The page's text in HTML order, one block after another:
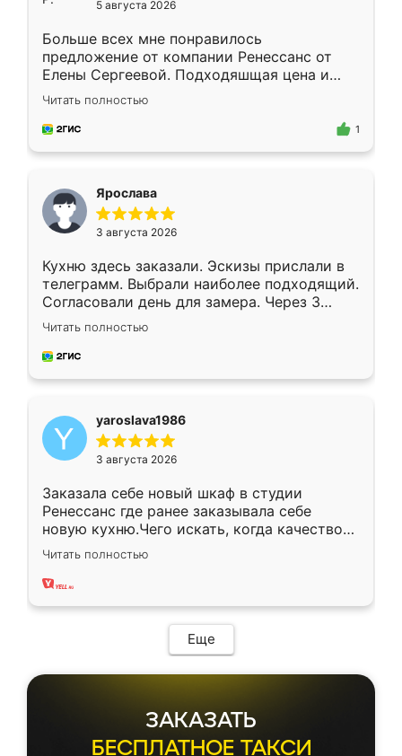
5 августа 2026
Больше всех мне понравилось
предложение от компании Ренессанс от
Елены Сергеевой. Подходяшщая цена и
короткие сроки изготовления. Приехавший
для замера сотрудник Владислав
предложил по моему эскизу самый
Читать полностью
1
Ярослава
3 августа 2026
Кухню здесь заказали. Эскизы прислали в
телеграмм. Выбрали наиболее подходящий.
Согласовали день для замера. Через 3
недели кухня была уже готова. Остались
довольны работой. Спасибо Ренессанс
мебель за качественную работу!
Читать полностью
yaroslava1986
3 августа 2026
Заказала себе новый шкаф в студии
Ренессанс где ранее заказывала себе
новую кухню.Чего искать, когда качеством
вполне довольна. Служит кухня уже почти
два года, нареканий нет.
Читать полностью
Еще
ЗАКАЗАТЬ
БЕСПЛАТНОЕ ТАКСИ